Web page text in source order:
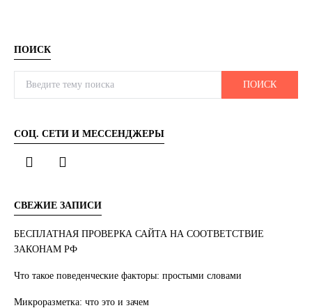
ПОИСК
ПОИСК
СОЦ. СЕТИ И МЕССЕНДЖЕРЫ
СВЕЖИЕ ЗАПИСИ
БЕСПЛАТНАЯ ПРОВЕРКА САЙТА НА СООТВЕТСТВИЕ
ЗАКОНАМ РФ
Что такое поведенческие факторы: простыми словами
Микроразметка: что это и зачем